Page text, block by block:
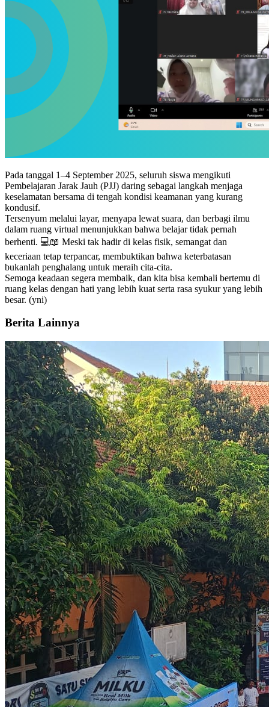
Pada tanggal 1–4 September 2025, seluruh siswa mengikuti
Pembelajaran Jarak Jauh (PJJ) daring sebagai langkah menjaga
keselamatan bersama di tengah kondisi keamanan yang kurang
kondusif.
Tersenyum melalui layar, menyapa lewat suara, dan berbagi ilmu
dalam ruang virtual menunjukkan bahwa belajar tidak pernah
berhenti. 💻📖 Meski tak hadir di kelas fisik, semangat dan
keceriaan tetap terpancar, membuktikan bahwa keterbatasan
bukanlah penghalang untuk meraih cita-cita.
Semoga keadaan segera membaik, dan kita bisa kembali bertemu di
ruang kelas dengan hati yang lebih kuat serta rasa syukur yang lebih
besar. (yni)
Berita Lainnya